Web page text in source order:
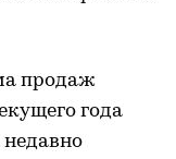
продаж
года
недавно